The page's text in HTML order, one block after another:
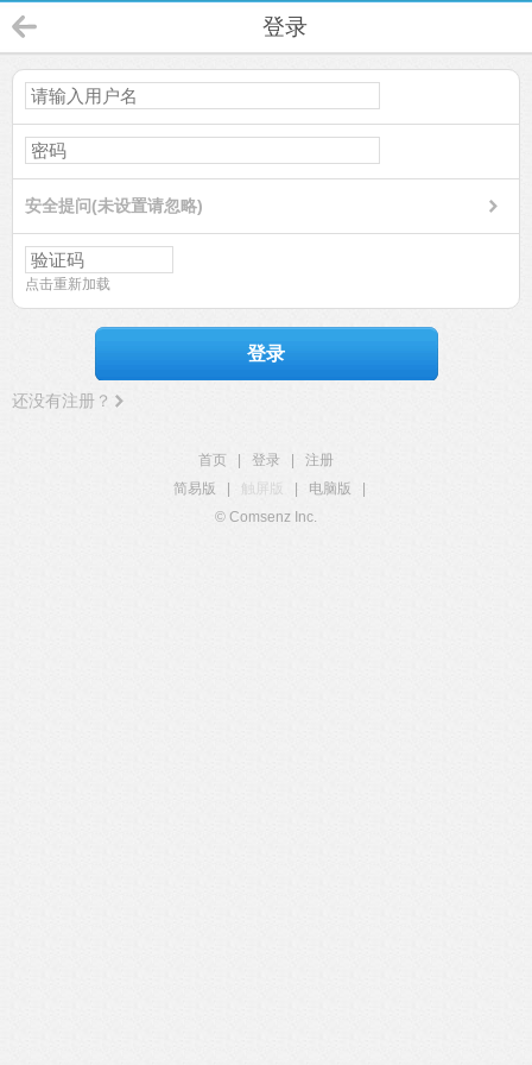
登录
安全提问(未设置请忽略)
点击重新加载
登录
还没有注册？
首页 登录
注册
简易版
触屏版 电脑版
© Comsenz Inc.